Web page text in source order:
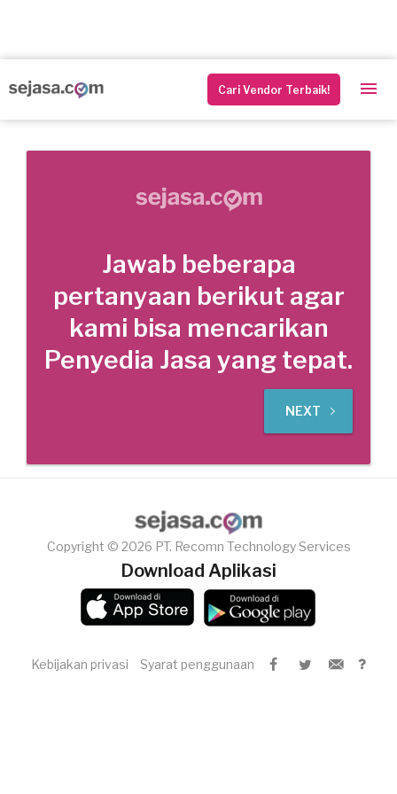
Cari Vendor Terbaik!
Jawab beberapa
pertanyaan berikut agar
kami bisa mencarikan
Penyedia Jasa yang tepat.
NEXT
Copyright © 2026 PT. Recomn Technology Services
Download Aplikasi
Kebijakan privasi Syarat penggunaan